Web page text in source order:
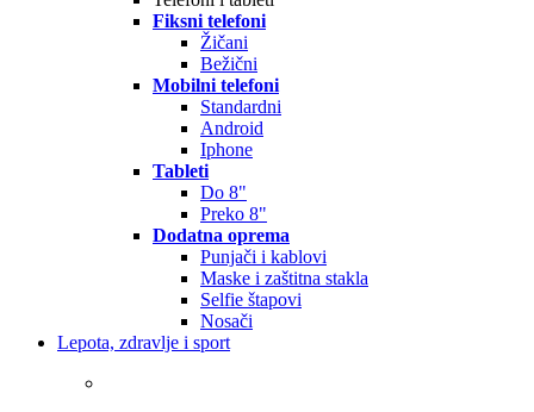
Fiksni telefoni
Žičani
Bežični
Mobilni telefoni
Standardni
Android
Iphone
Tableti
Do 8"
Preko 8"
Dodatna oprema
Punjači i kablovi
Maske i zaštitna stakla
Selfie štapovi
Nosači
Lepota, zdravlje i sport